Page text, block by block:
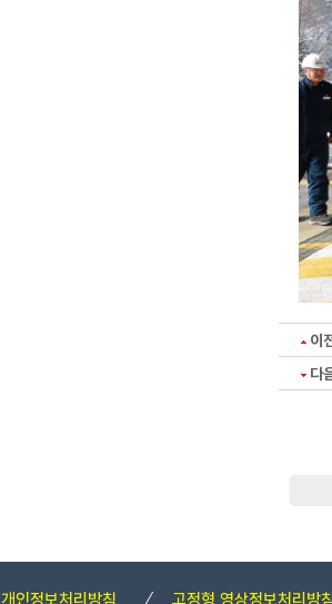
이
다
개인정보처리방침 고정형 영상정보처리방